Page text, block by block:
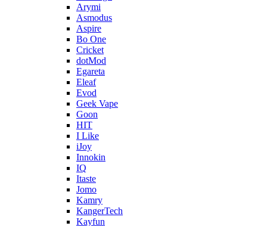
Arymi
Asmodus
Aspire
Bo One
Cricket
dotMod
Egareta
Eleaf
Evod
Geek Vape
Goon
HIT
I Like
iJoy
Innokin
IQ
Itaste
Jomo
Kamry
KangerTech
Kayfun